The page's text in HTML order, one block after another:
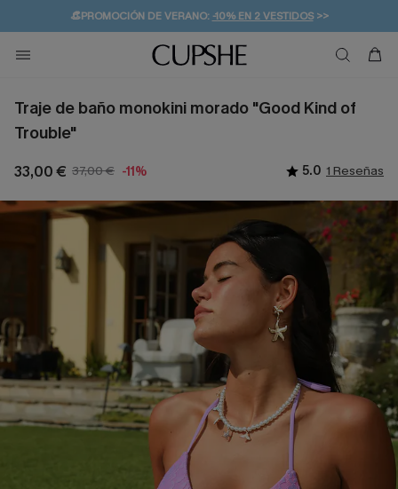
👒PROMOCIÓN DE VERANO:-10% EN 2 VESTIDOS>>
💌¡SUSCRIBIRSE & GANAR -10% EXTRA!
🚚ENVÍO GRATUITO A PARTIR DE 49 € >>
Traje de baño monokini morado "Good Kind of
Trouble"
33,00 € 37,00 € -11% 5.0 1 Reseñas